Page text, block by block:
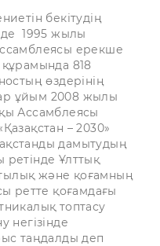
бекітудің
1995 жылы
ерекше
818
өздерінің
ұйым 2008 жылы
Ассамблеясы
– 2030»
дамытудың
ретінде Ұлттық
және қоғамның
ретте қоғамдағы
топтасу
негізінде
таңдалды деп